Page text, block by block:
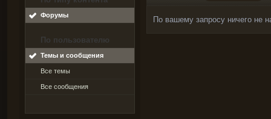
Форумы
По пользователю
Темы и сообщения
Все темы
Все сообщения
По вашему запросу ничего не